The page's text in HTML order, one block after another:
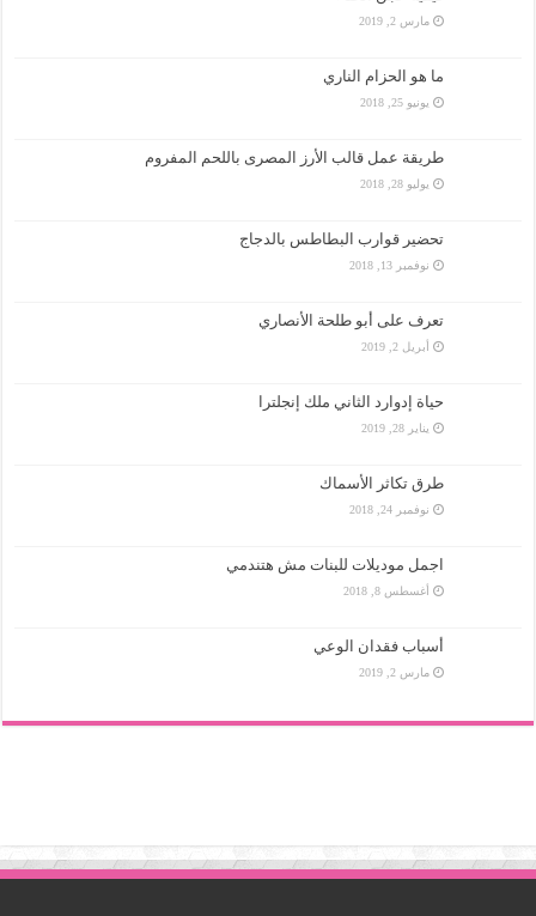
مارس 2, 2019
ما هو الحزام الناري
يونيو 25, 2018
طريقة عمل قالب الأرز المصرى باللحم المفروم
يوليو 28, 2018
تحضير قوارب البطاطس بالدجاج
نوفمبر 13, 2018
تعرف على أبو طلحة الأنصاري
أبريل 2, 2019
حياة إدوارد الثاني ملك إنجلترا
يناير 28, 2019
طرق تكاثر الأسماك
نوفمبر 24, 2018
اجمل موديلات للبنات مش هتندمي
أغسطس 8, 2018
أسباب فقدان الوعي
مارس 2, 2019